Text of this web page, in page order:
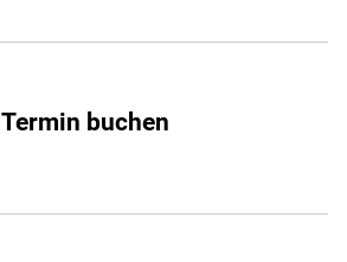
Termin buchen